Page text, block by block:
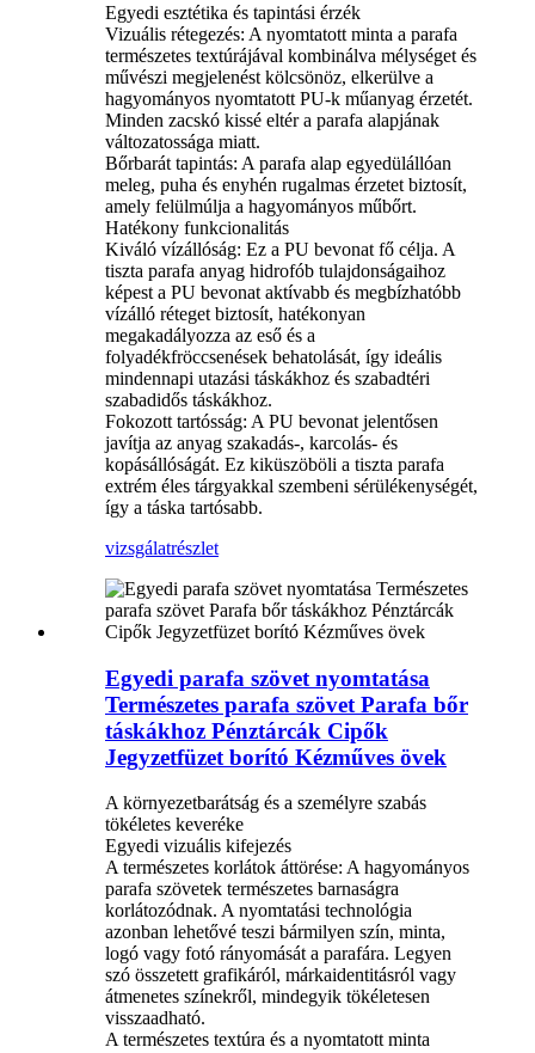
Egyedi esztétika és tapintási érzék
Vizuális rétegezés: A nyomtatott minta a parafa
természetes textúrájával kombinálva mélységet és
művészi megjelenést kölcsönöz, elkerülve a
hagyományos nyomtatott PU-k műanyag érzetét.
Minden zacskó kissé eltér a parafa alapjának
változatossága miatt.
Bőrbarát tapintás: A parafa alap egyedülállóan
meleg, puha és enyhén rugalmas érzetet biztosít,
amely felülmúlja a hagyományos műbőrt.
Hatékony funkcionalitás
Kiváló vízállóság: Ez a PU bevonat fő célja. A
tiszta parafa anyag hidrofób tulajdonságaihoz
képest a PU bevonat aktívabb és megbízhatóbb
vízálló réteget biztosít, hatékonyan
megakadályozza az eső és a
folyadékfröccsenések behatolását, így ideális
mindennapi utazási táskákhoz és szabadtéri
szabadidős táskákhoz.
Fokozott tartósság: A PU bevonat jelentősen
javítja az anyag szakadás-, karcolás- és
kopásállóságát. Ez kiküszöböli a tiszta parafa
extrém éles tárgyakkal szembeni sérülékenységét,
így a táska tartósabb.
vizsgálatrészlet
Egyedi parafa szövet nyomtatása
Természetes parafa szövet Parafa bőr
táskákhoz Pénztárcák Cipők
Jegyzetfüzet borító Kézműves övek
A környezetbarátság és a személyre szabás
tökéletes keveréke
Egyedi vizuális kifejezés
A természetes korlátok áttörése: A hagyományos
parafa szövetek természetes barnaságra
korlátozódnak. A nyomtatási technológia
azonban lehetővé teszi bármilyen szín, minta,
logó vagy fotó rányomását a parafára. Legyen
szó összetett grafikáról, márkaidentitásról vagy
átmenetes színekről, mindegyik tökéletesen
visszaadható.
A természetes textúra és a nyomtatott minta